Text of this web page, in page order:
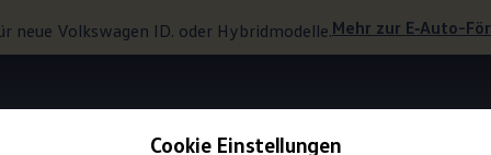
neue Volkswagen ID. oder Hybridmodelle.Mehr zur E‑Auto-
Cookie Einstellungen